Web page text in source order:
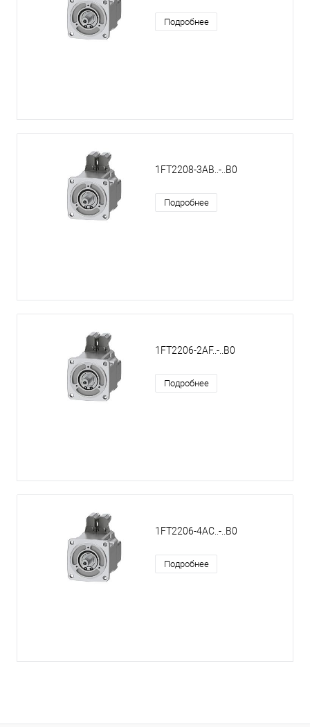
Подробнее
1FT2208-3AB..-..B0
Подробнее
1FT2206-2AF..-..B0
Подробнее
1FT2206-4AC..-..B0
Подробнее